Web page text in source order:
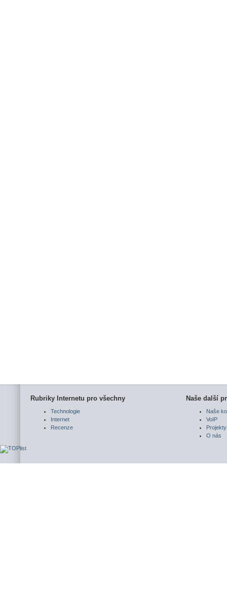
Rubriky Internetu pro všechny
Technologie
Internet
Recenze
Naše další
Naše
VoIP
Projekty
O nás